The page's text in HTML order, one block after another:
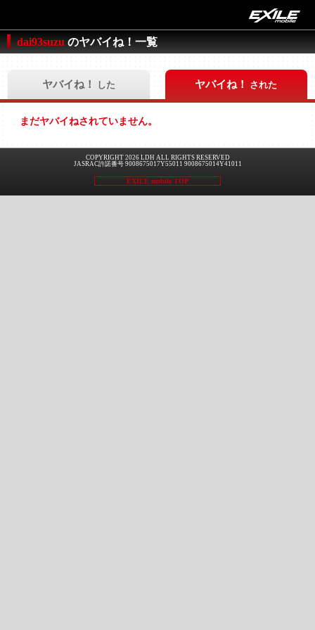
dai93suzu のヤバイね！一覧
ヤバイね！ した ヤバイね！ された
まだヤバイねされていません。
COPYRIGHT 2026 LDH ALL RIGHTS RESERVED
JASRAC許諾番号 9008675017Y55011 9008675014Y41011
EXILE mobile TOP